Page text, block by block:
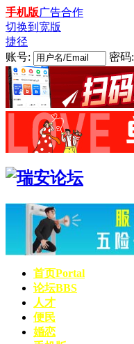
手机版广告合作
切换到宽版
捷径
账号:
密码:
首页Portal
论坛BBS
人才
便民
婚恋